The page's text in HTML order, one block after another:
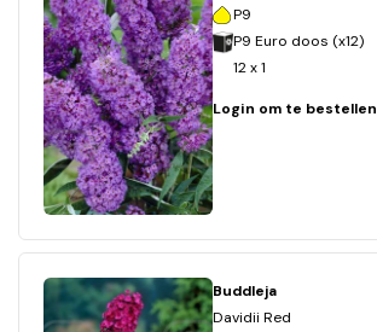
P9
P9 Euro doos (x12)
12 x 1
Login om te bestellen
Buddleja
Davidii Red